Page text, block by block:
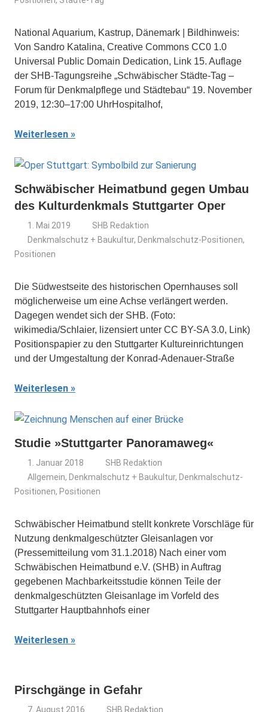
National Aquarium, Kastrup, Dänemark | Bildhinweis:
Von Sandro Katalina, Creative Commons CC0 1.0
Universal Public Domain Dedication, Link 15. Auflage
der SHB-Tagungsreihe „Schwäbischer Städte-Tag –
Forum für Denkmalpflege und Städtebau“ 19. November
2019, 12:30–17:00 UhrHospitalhof,
Weiterlesen
Schwäbischer Heimatbund gegen Umbau
des Kulturdenkmals Stuttgarter Oper
1. Mai 2019
SHB Redaktion
Denkmalschutz + Baukultur, Denkmalschutz-Positionen,
Positionen
Die Südwestseite des historischen Opernhauses soll
möglicherweise um eine Achse verlängert werden.
Dagegen wendet sich der SHB. (Foto:
wikimedia/Schlaier, lizensiert unter CC BY-SA 3.0, Link)
Positionspapier zu den Stuttgarter Kultureinrichtungen
und der Umgestaltung der Konrad-Adenauer-Straße
Weiterlesen
Studie »Stuttgarter Panoramaweg«
1. Januar 2018
SHB Redaktion
Allgemein, Denkmalschutz + Baukultur, Denkmalschutz-
Positionen, Positionen
Schwäbischer Heimatbund stellt konkrete Vorschläge für
Nutzung denkmalgeschützter Gleisanlagen vor
(Pressemitteilung vom 31.1.2018) Nach einer vom
Schwäbischen Heimatbund e.V. (SHB) in Auftrag
gegebenen Machbarkeitsstudie können Teile der
denkmalgeschützten Gleisanlage im Vorfeld des
Stuttgarter Hauptbahnhofs einer
Weiterlesen
Pirschgänge in Gefahr
7. August 2016
SHB Redaktion